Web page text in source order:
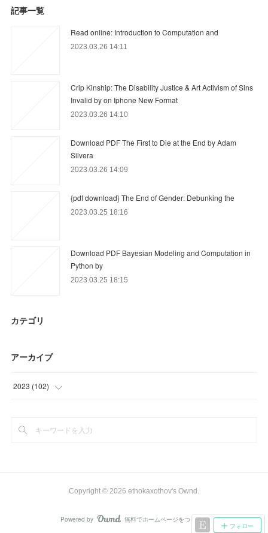
記事一覧
Read online: Introduction to Computation and
2023.03.26 14:11
Crip Kinship: The Disability Justice & Art Activism of Sins
Invalid by on Iphone New Format
2023.03.26 14:10
Download PDF The First to Die at the End by Adam
Silvera
2023.03.26 14:09
{pdf download} The End of Gender: Debunking the
2023.03.25 18:16
Download PDF Bayesian Modeling and Computation in
Python by
2023.03.25 18:15
カテゴリ
アーカイブ
2023 (102)
(
フォロー
Copyright © 2026 ethokaxothov's Ownd .
Powered by AmebaOwnd
無料でホームページをつくろう